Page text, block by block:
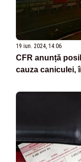
19 iun. 2024, 14:06
CFR anunță
cauza caniculei,